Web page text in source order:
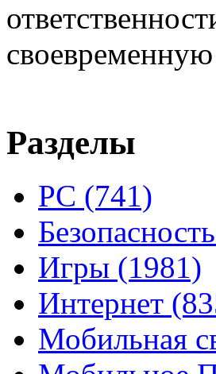
своевременную
Разделы
PC (741)
Безопасность
Игры (1981)
Интернет
Мобильная